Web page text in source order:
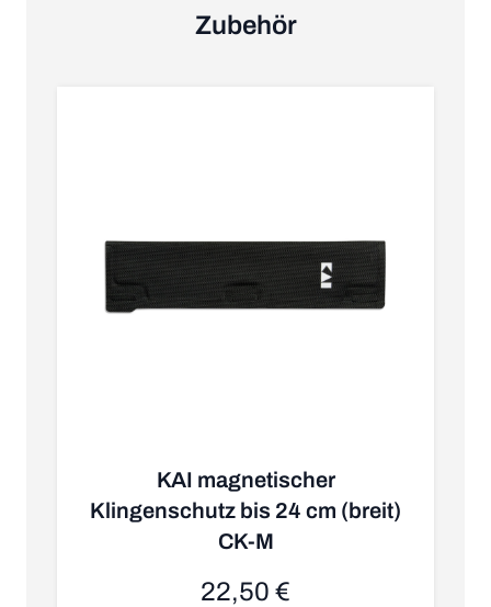
Zubehör
KAI magnetischer
Klingenschutz bis 24 cm (breit)
CK-M
22,50 €